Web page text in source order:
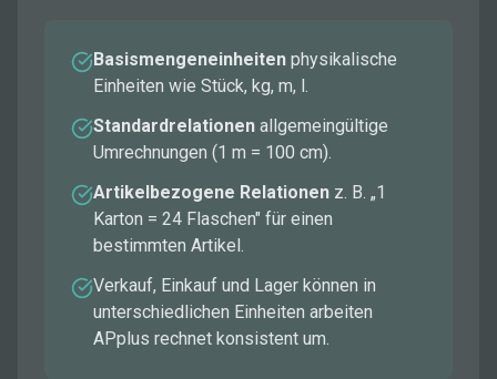
Basismengeneinheiten physikalische
Einheiten wie Stück, kg, m, l.
Standardrelationen allgemeingültige
Umrechnungen (1 m = 100 cm).
Artikelbezogene Relationen z. B. „1
Karton = 24 Flaschen" für einen
bestimmten Artikel.
Verkauf, Einkauf und Lager können in
unterschiedlichen Einheiten arbeiten
APplus rechnet konsistent um.